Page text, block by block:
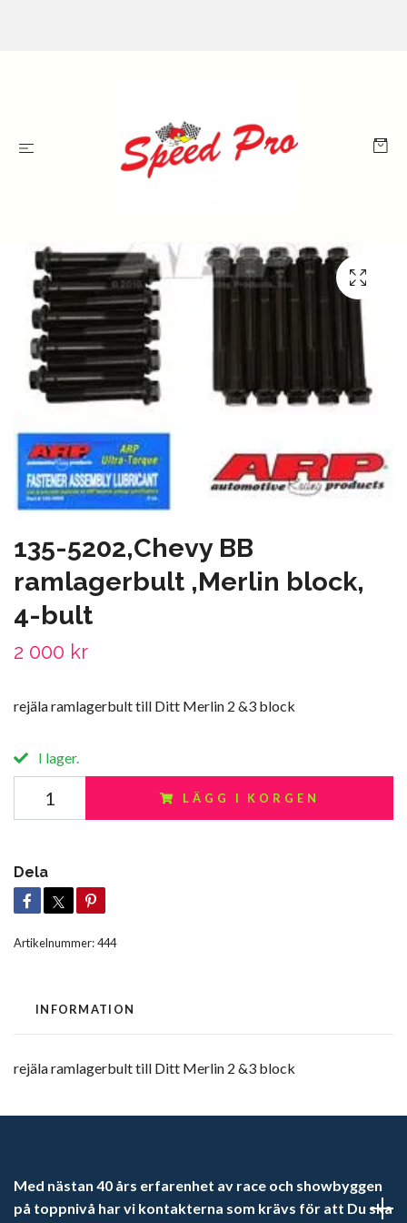
135-5202,Chevy BB
ramlagerbult ,Merlin block,
4-bult
2 000 kr
rejäla ramlagerbult till Ditt Merlin 2 &3 block
I lager.
LÄGG I KORGEN
Dela
Artikelnummer:444
INFORMATION
rejäla ramlagerbult till Ditt Merlin 2 &3 block
Med nästan 40 års erfarenhet av race och showbyggen
på toppnivå har vi kontakterna som krävs för att Du ska